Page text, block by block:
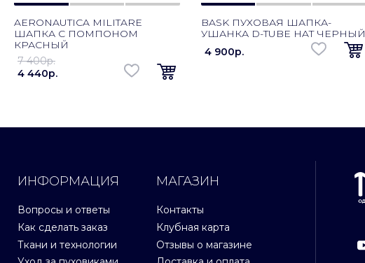
AERONAUTICA MILITARE
ШАПКА С ПОМПОНОМ
КРАСНЫЙ
7 400p.
4 440p.
BASK ПУХОВАЯ ШАПКА-
УШАНКА D-TUBE HAT ЧЕРНЫЙ
4 900p.
ИНФОРМАЦИЯ
Вопросы и ответы
Как сделать заказ
Ткани и технологии
МАГАЗИН
Контакты
Клубная карта
Отзывы о магазине